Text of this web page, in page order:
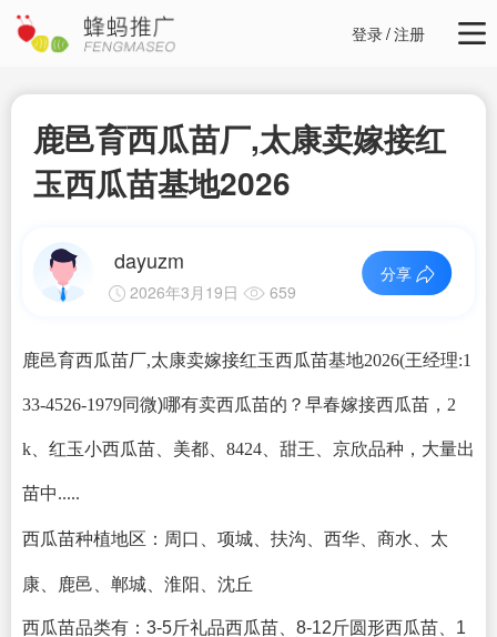
登录/注册
鹿邑育西瓜苗厂,太康卖嫁接红
玉西瓜苗基地2026
dayuzm
2026年3月19日 659
分享
鹿邑育西瓜苗厂,太康卖嫁接红玉西瓜苗基地2026(王经理:1
33-4526-1979同微)哪有卖西瓜苗的？早春嫁接西瓜苗，2
k、红玉小西瓜苗、美都、8424、甜王、京欣品种，大量出
苗中.....
西瓜苗种植地区： 周口、项城、扶沟、西华、商水、太
康、鹿邑、郸城、淮阳、沈丘
西瓜苗品类有：3-5斤礼品西瓜苗、8-12斤圆形西瓜苗、1